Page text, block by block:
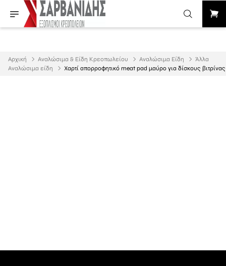
Αρχική Αναλώσιμα & Είδη Κρεοπωλείου Αναλώσιμα Είδη
Άλλα
Αναλώσιμα είδη
Χαρτί απορροφητικό meat pad μαύρο για δίσκους βιτρίνας